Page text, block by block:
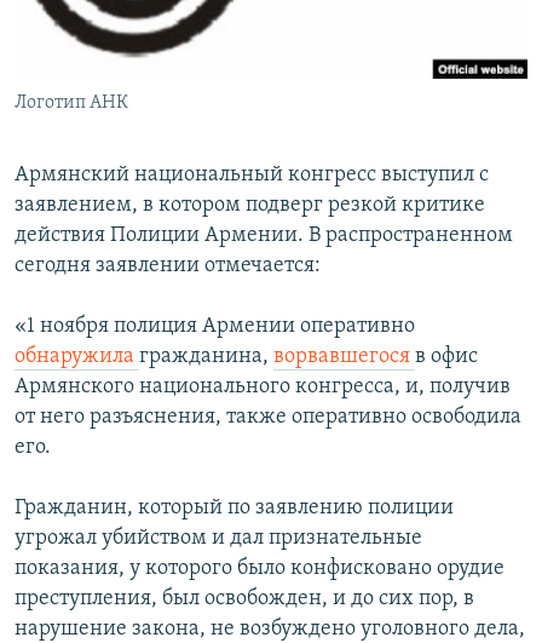
Հայերեն
Все сайты Радио Азатутюн
Логотип АНК
Армянский национальный конгресс выступил с
заявлением, в котором подверг резкой критике
действия Полиции Армении. В распространенном
сегодня заявлении отмечается:
«1 ноября полиция Армении оперативно
обнаружила гражданина, ворвавшегося в офис
Армянского национального конгресса, и, получив
от него разъяснения, также оперативно освободила
его.
Гражданин, который по заявлению полиции
угрожал убийством и дал признательные
показания, у которого было конфисковано орудие
преступления, был освобожден, и до сих пор, в
нарушение закона, не возбуждено уголовного дела,